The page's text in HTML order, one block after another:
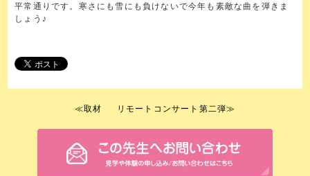
平常通りです。寒さにも雪にも負けないで今年も素敵な曲を弾きま
しょう♪
≪取材 リモートコンサート第二弾≫